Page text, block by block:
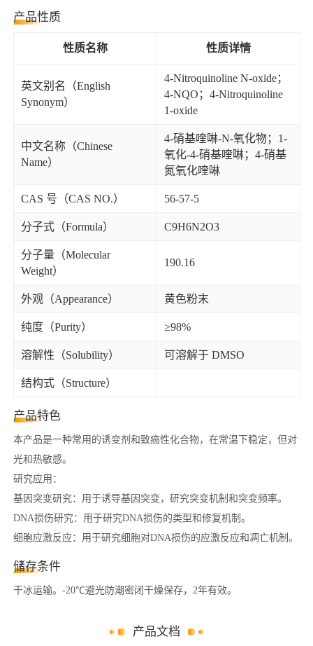
产品性质
性质名称 性质详情
英文别名（English
Synonym）
4-Nitroquinoline N-oxide；
4-NQO；4-Nitroquinoline
1-oxide
中文名称（Chinese
Name）
4-硝基喹啉-N-氧化物；1-
氧化-4-硝基喹啉；4-硝基
氮氧化喹啉
CAS 号（CAS NO.） 56-57-5
分子式（Formula） C9H6N2O3
分子量（Molecular
Weight）
190.16
外观（Appearance） 黄色粉末
纯度（Purity） ≥98%
溶解性（Solubility） 可溶解于 DMSO
结构式（Structure）
产品特色
本产品是一种常用的诱变剂和致癌性化合物，在常温下稳定，但对
光和热敏感。
研究应用：
基因突变研究：用于诱导基因突变，研究突变机制和突变频率。
DNA损伤研究：用于研究DNA损伤的类型和修复机制。
细胞应激反应：用于研究细胞对DNA损伤的应激反应和凋亡机制。
储存条件
干冰运输。-20℃避光防潮密闭干燥保存，2年有效。
产品文档